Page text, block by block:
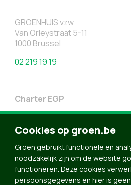
GROENHUIS vzw
Van Orleystraat 5-11
1000 Brussel
02 219 19 19
Charter EGP
Nieuwsbrief
Doe Mee
Contact
Groen in je buurt
Meldpunt
Cookies op groen.be
Groen gebruikt functionele en
noodzakelijk zijn om de website
functioneren. Deze cookies
persoonsgegevens en hier is